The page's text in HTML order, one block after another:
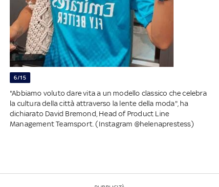
6/15
"Abbiamo voluto dare vita a un modello classico che celebra
la cultura della città attraverso la lente della moda", ha
dichiarato David Bremond, Head of Product Line
Management Teamsport. (Instagram @helenaprestess)